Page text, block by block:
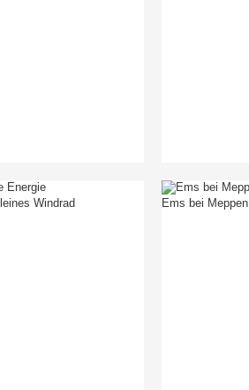
Windrad Ems bei Meppen